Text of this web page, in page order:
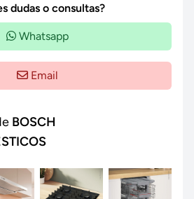
dudas o consultas?
Whatsapp
Email
BOSCH